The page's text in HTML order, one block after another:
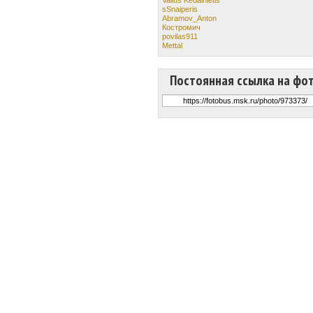
sSnaiperis
Abramov_Anton
Костромич
povilas911
Mettal
Постоянная ссылка на